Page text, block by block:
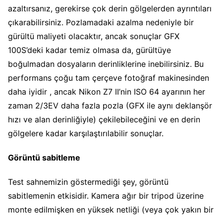
azaltırsanız, gerekirse çok derin gölgelerden ayrıntıları
çıkarabilirsiniz. Pozlamadaki azalma nedeniyle bir
gürültü maliyeti olacaktır, ancak sonuçlar GFX
100S’deki kadar temiz olmasa da, gürültüye
boğulmadan dosyaların derinliklerine inebilirsiniz. Bu
performans çoğu tam çerçeve fotoğraf makinesinden
daha iyidir , ancak Nikon Z7 II’nin ISO 64 ayarının her
zaman 2/3EV daha fazla pozla (GFX ile aynı deklanşör
hızı ve alan derinliğiyle) çekilebileceğini ve en derin
gölgelere kadar karşılaştırılabilir sonuçlar.
Görüntü sabitleme
Test sahnemizin göstermediği şey, görüntü
sabitlemenin etkisidir. Kamera ağır bir tripod üzerine
monte edilmişken en yüksek netliği (veya çok yakın bir